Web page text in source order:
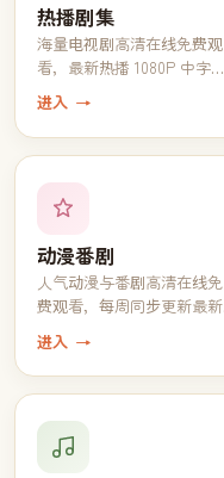
热播剧集
海量电视剧高清在线免费观
看，最新热播 1080P 中字完
结全集一键追完
进入 →
动漫番剧
人气动漫与番剧高清在线免
费观看，每周同步更新最新
一话
进入 →